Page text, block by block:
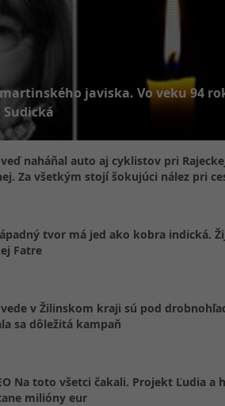
javiska. Vo veku 94
Sudická
naháňal auto aj cyklistov pri
Za všetkým stojí šokujúci nález pri
tvor má jed ako kobra indická.
Fatre
v Žilinskom kraji sú pod
sa dôležitá kampaň
Na toto všetci čakali. Projekt Ľudia a
milióny eur